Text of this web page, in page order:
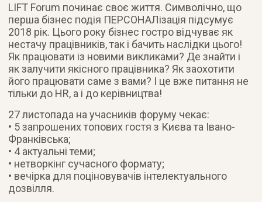
LIFT Forum починає своє життя. Символічно, що
перша бізнес подія ПЕРСОНАЛізація підсумує
2018 рік. Цього року бізнес гостро відчуває як
нестачу працівників, так і бачить наслідки цього!
Як працювати із новими викликами? Де знайти і
як залучити якісного працівника? Як заохотити
його працювати саме з вами? І це вже питання не
тільки до HR, а і до керівництва!
27 листопада на учасників форуму чекає:
• 5 запрошених топових гостя з Києва та Івано-
Франківська;
• 4 актуальні теми;
• нетворкінг сучасного формату;
• вечірка для поціновувачів інтелектуального
дозвілля.